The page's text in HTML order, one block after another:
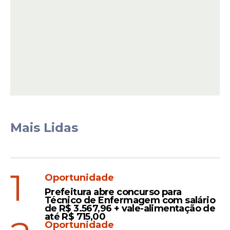
Resposta
Prefeitura do Recife se
posiciona sobre operação
da PF contra fraudes em
Mais Lidas
1
Oportunidade
Prefeitura abre concurso para
Técnico de Enfermagem com salário
de R$ 3.567,96 + vale-alimentação de
até R$ 715,00
Oportunidade